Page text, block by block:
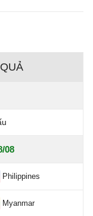
08
Philippines
Myanmar